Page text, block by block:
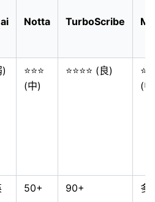
Notta TurboScribe
)
⭐⭐⭐
(中)
⭐⭐⭐⭐ (良)
(
50+ 90+ 多